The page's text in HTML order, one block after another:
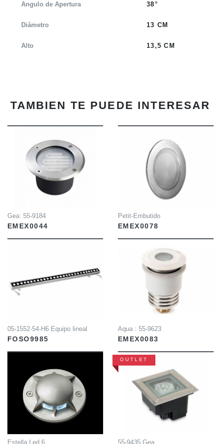
Angulo de Apertura 38°
Diámetro 13 CM
Alto 13,5 CM
TAMBIEN TE PUEDE INTERESAR
INFO
Gea: 55-9184
EMEX0044
INFO
Petit-Embutido
EMEX0078
INFO
05-1552-54-H6 Equipo lineal
FOSO9985
Aqua : 55-9623
EMEX0083
INFO
Estella Led 6
OUTLET
INFO
55-9435 Gea